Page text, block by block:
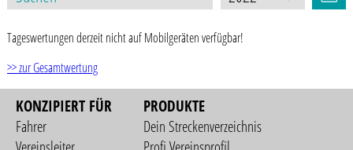
Tageswertungen derzeit nicht auf Mobilgeräten verfügbar!
>> zur Gesamtwertung
KONZIPIERT FÜR
Fahrer
PRODUKTE
Dein Streckenverzeichnis